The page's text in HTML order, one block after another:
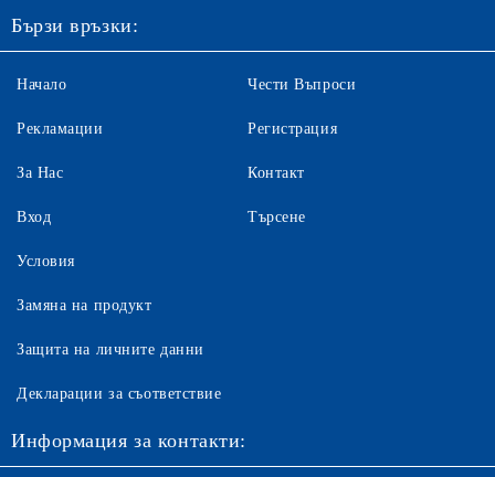
Бързи връзки:
Начало
Рекламации
За Нас
Вход
Чести Въпроси
Регистрация
Контакт
Търсене
Условия
Замяна на продукт
Защита на личните данни
Декларации за съответствие
Информация за контакти: